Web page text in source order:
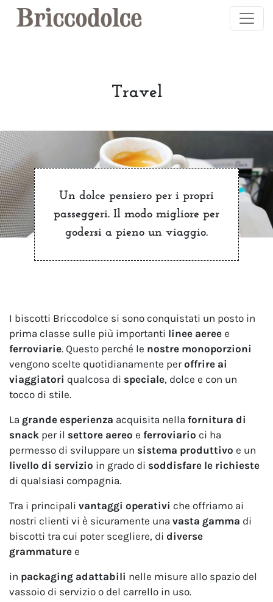
Salta al contenuto principale
Travel
Un dolce pensiero per i propri
passeggeri. Il modo migliore per
godersi a pieno un viaggio.
I biscotti Briccodolce si sono conquistati un posto in
prima classe sulle più importanti linee aeree e
ferroviarie. Questo perché le nostre monoporzioni
vengono scelte quotidianamente peroffrire ai
viaggiatori qualcosa di speciale, dolce e con un
tocco di stile.
La grande esperienza acquisita nella fornitura di
snack per il settore aereo e ferroviario ci ha
permesso di sviluppare un sistema produttivo e un
livello di servizio in grado di soddisfare le richieste
di qualsiasi compagnia.
Tra i principali vantaggi operativi che offriamo ai
nostri clienti vi è sicuramente una vasta gamma di
biscotti tra cui poter scegliere, di diverse
grammature e
in packaging adattabili nelle misure allo spazio del
vassoio di servizio o del carrello in uso.